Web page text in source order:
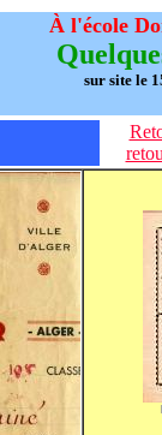
À l'école
sur site le